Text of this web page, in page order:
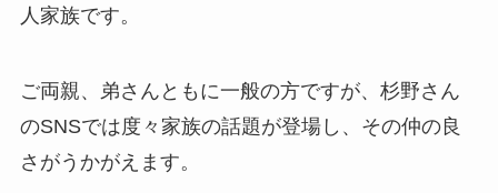
人家族です。
ご両親、弟さんともに一般の方ですが、杉野さん
のSNSでは度々家族の話題が登場し、その仲の良
さがうかがえます。